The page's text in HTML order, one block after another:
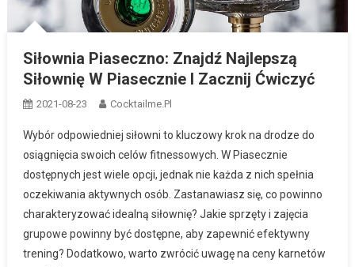
Siłownia Piaseczno: Znajdź Najlepszą
Siłownię W Piasecznie I Zacznij Ćwiczyć
2021-08-23 Cocktailme.pl
Wybór odpowiedniej siłowni to kluczowy krok na drodze do
osiągnięcia swoich celów fitnessowych. W Piasecznie
dostępnych jest wiele opcji, jednak nie każda z nich spełnia
oczekiwania aktywnych osób. Zastanawiasz się, co powinno
charakteryzować idealną siłownię? Jakie sprzęty i zajęcia
grupowe powinny być dostępne, aby zapewnić efektywny
trening? Dodatkowo, warto zwrócić uwagę na ceny karnetów